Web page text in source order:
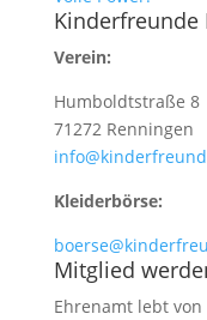
Kinderfreunde
Verein:
Humboldtstraße 8
71272 Renningen
Kleiderbörse:
Mitglied
Ehrenamt lebt